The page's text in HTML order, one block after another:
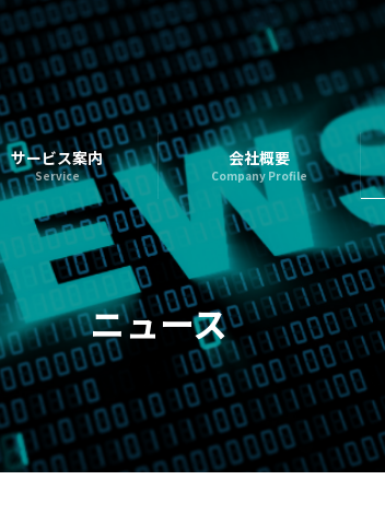
サービス案内
Service
会社概要
Company Profile
ニュース